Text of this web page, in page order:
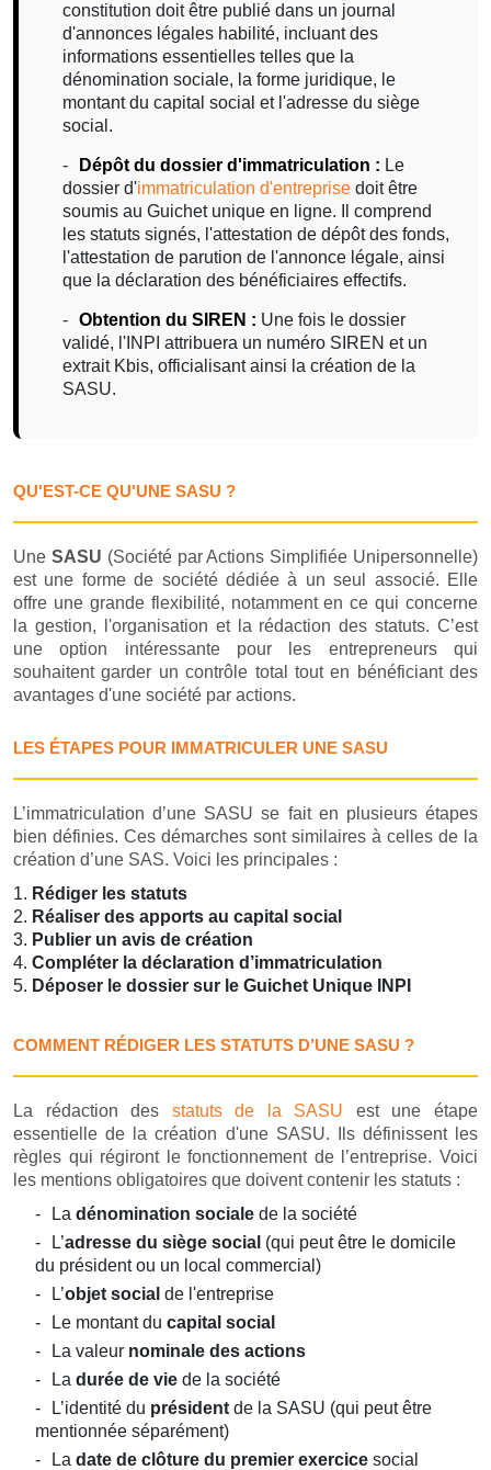
constitution doit être publié dans un journal
d'annonces légales habilité, incluant des
informations essentielles telles que la
dénomination sociale, la forme juridique, le
montant du capital social et l'adresse du siège
social.
Dépôt du dossier d'immatriculation : Le
dossier d'immatriculation d'entreprise doit être
soumis au Guichet unique en ligne. Il comprend
les statuts signés, l'attestation de dépôt des fonds,
l'attestation de parution de l'annonce légale, ainsi
que la déclaration des bénéficiaires effectifs.
Obtention du SIREN : Une fois le dossier
validé, l'INPI attribuera un numéro SIREN et un
extrait Kbis, officialisant ainsi la création de la
SASU.
QU'EST-CE QU'UNE SASU ?
Une SASU (Société par Actions Simplifiée Unipersonnelle)
est une forme de société dédiée à un seul associé. Elle
offre une grande flexibilité, notamment en ce qui concerne
la gestion, l'organisation et la rédaction des statuts. C’est
une option intéressante pour les entrepreneurs qui
souhaitent garder un contrôle total tout en bénéficiant des
avantages d'une société par actions.
LES ÉTAPES POUR IMMATRICULER UNE SASU
L’immatriculation d’une SASU se fait en plusieurs étapes
bien définies. Ces démarches sont similaires à celles de la
création d’une SAS. Voici les principales :
Rédiger les statuts
Réaliser des apports au capital social
Publier un avis de création
Compléter la déclaration d’immatriculation
Déposer le dossier sur le Guichet Unique INPI
COMMENT RÉDIGER LES STATUTS D’UNE SASU ?
La rédaction des statuts de la SASU est une étape
essentielle de la création d'une SASU. Ils définissent les
règles qui régiront le fonctionnement de l’entreprise. Voici
les mentions obligatoires que doivent contenir les statuts :
La dénomination sociale de la société
L’adresse du siège social (qui peut être le domicile
du président ou un local commercial)
L’objet social de l'entreprise
Le montant du capital social
La valeur nominale des actions
La durée de vie de la société
L’identité du président de la SASU (qui peut être
mentionnée séparément)
La date de clôture du premier exercice social